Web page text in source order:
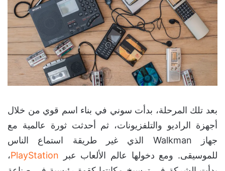
بعد تلك المرحلة، بدأت سوني في بناء اسم قوي من خلال
أجهزة الراديو والتلفزيونات، ثم أحدثت ثورة عالمية مع
جهاز Walkman الذي غير طريقة استماع الناس
للموسيقى. ومع دخولها عالم الألعاب عبر PlayStation،